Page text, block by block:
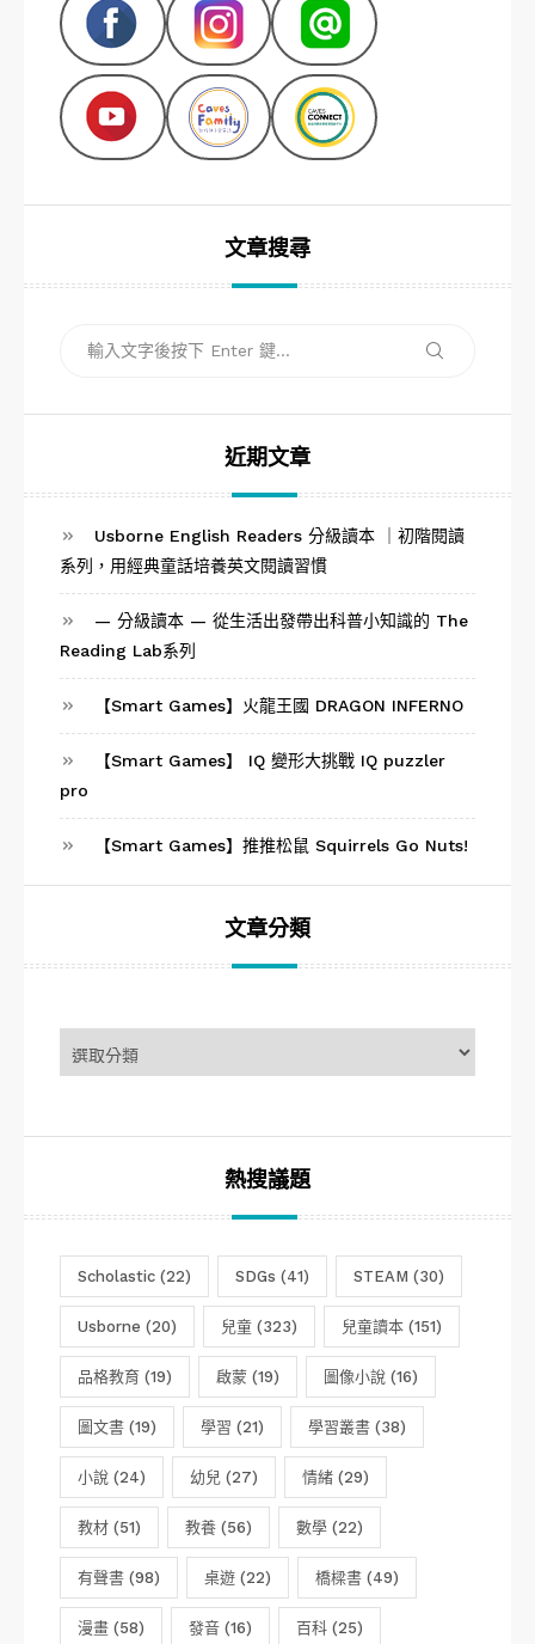
文章搜尋
搜
近期文章
Usborne English Readers 分級讀本 ｜初階閱讀
系列，用經典童話培養英文閱讀習慣
— 分級讀本 — 從生活出發帶出科普小知識的 The
Reading Lab系列
【Smart Games】火龍王國 DRAGON INFERNO
【Smart Games】 IQ 變形大挑戰 IQ puzzler
pro
【Smart Games】推推松鼠 Squirrels Go Nuts!
文章分類
章
分
熱搜議題
Scholastic (22) SDGs (41) STEAM (30)
Usborne (20) 兒童 (323) 兒童讀本 (151)
品格教育 (19) 啟蒙 (19) 圖像小說 (16)
圖文書 (19) 學習 (21) 學習叢書 (38)
小說 (24) 幼兒 (27) 情緒 (29)
教材 (51) 教養 (56) 數學 (22)
有聲書 (98) 桌遊 (22) 橋樑書 (49)
漫畫 (58) 發音 (16) 百科 (25)